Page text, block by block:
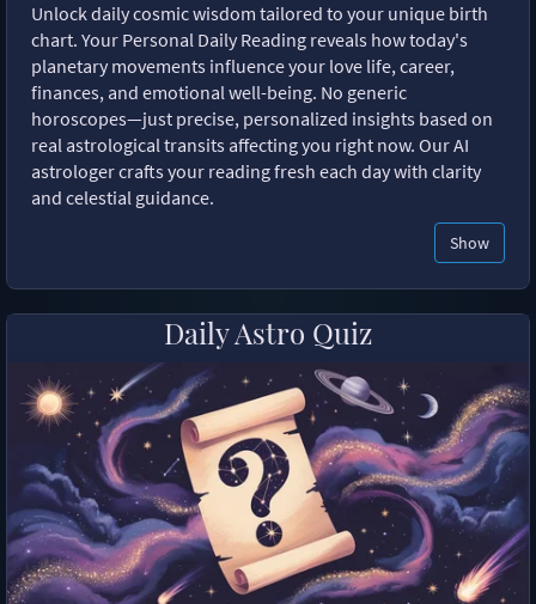
Unlock daily cosmic wisdom tailored to your unique birth
chart. Your Personal Daily Reading reveals how today's
planetary movements influence your love life, career,
finances, and emotional well-being. No generic
horoscopes—just precise, personalized insights based on
real astrological transits affecting you right now. Our AI
astrologer crafts your reading fresh each day with clarity
and celestial guidance.
Show
Daily Astro Quiz